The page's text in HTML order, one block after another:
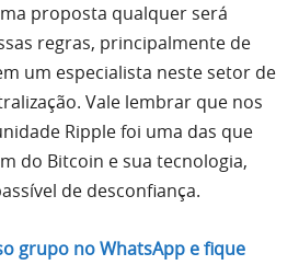
proposta qualquer será
regras, principalmente de
um especialista neste setor de
Vale lembrar que nos
Ripple foi uma das que
do Bitcoin e sua tecnologia,
de desconfiança.
grupo no WhatsApp e fique